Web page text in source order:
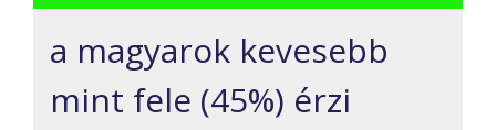
a magyarok kevesebb
mint fele (45%) érzi